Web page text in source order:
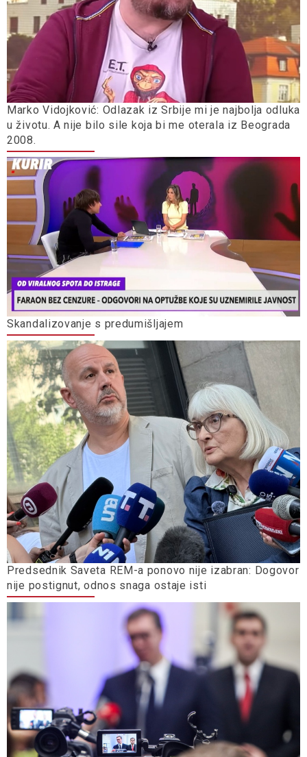
Marko Vidojković: Odlazak iz Srbije mi je najbolja odluka
u životu. A nije bilo sile koja bi me oterala iz Beograda
2008.
Skandalizovanje s predumišljajem
Predsednik Saveta REM-a ponovo nije izabran: Dogovor
nije postignut, odnos snaga ostaje isti